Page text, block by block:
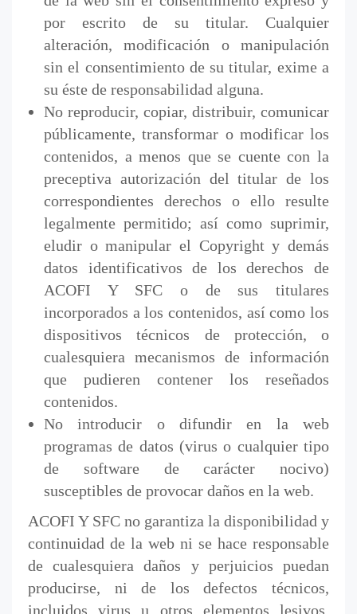
por escrito de su titular. Cualquier
alteración, modificación o manipulación
sin el consentimiento de su titular, exime a
su éste de responsabilidad alguna.
No reproducir, copiar, distribuir, comunicar
públicamente, transformar o modificar los
contenidos, a menos que se cuente con la
preceptiva autorización del titular de los
correspondientes derechos o ello resulte
legalmente permitido; así como suprimir,
eludir o manipular el Copyright y demás
datos identificativos de los derechos de
ACOFI Y SFC o de sus titulares
incorporados a los contenidos, así como los
dispositivos técnicos de protección, o
cualesquiera mecanismos de información
que pudieren contener los reseñados
contenidos.
No introducir o difundir en la web
programas de datos (virus o cualquier tipo
de software de carácter nocivo)
susceptibles de provocar daños en la web.
ACOFI Y SFC no garantiza la disponibilidad y
continuidad de la web ni se hace responsable
de cualesquiera daños y perjuicios puedan
producirse, ni de los defectos técnicos,
incluidos virus u otros elementos lesivos,